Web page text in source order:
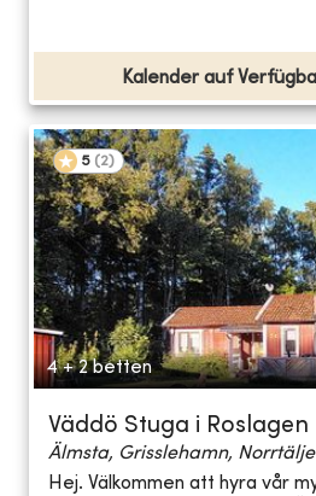
Kalender auf
5 (2)
4 + 2 betten
Väddö Stuga i Roslagen
Älmsta, Grisslehamn, Norrtälje
Hej. Välkommen att hyra vår